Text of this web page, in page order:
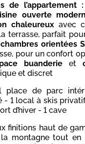
de l’appartement :
ouverte
chaleureux avec
terrasse, parfait
orientées
pour un confort
buanderie et
et discret
place de parc
- 1 local à skis
d’hiver - 1 cave
finitions haut de
montagne tout en